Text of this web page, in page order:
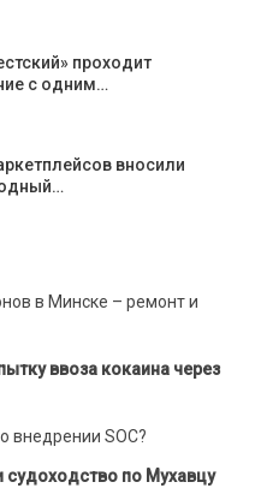
проходит
с одним…
вносили
в Минске – ремонт и
ввоза кокаина через
внедрении SOC?
судоходство по Мухавцу